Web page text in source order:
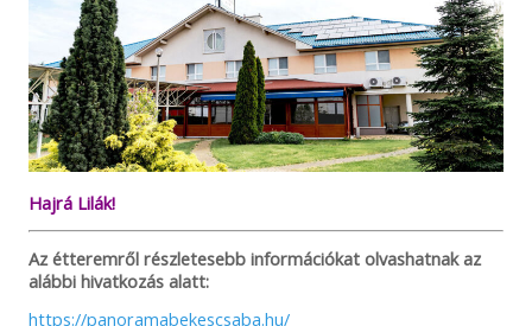
Hajrá Lilák!
Az étteremről részletesebb információkat olvashatnak az
alábbi hivatkozás alatt:
https://panoramabekescsaba.hu/